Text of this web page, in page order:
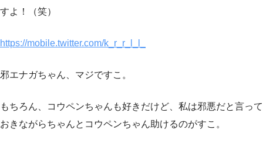
すよ！（笑）
https://mobile.twitter.com/k_r_r_l_l_
邪エナガちゃん、マジですこ。
もちろん、コウペンちゃんも好きだけど、私は邪悪だと言って
おきながらちゃんとコウペンちゃん助けるのがすこ。